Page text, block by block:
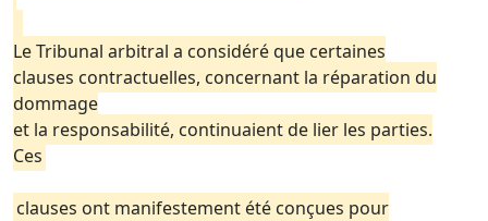
Le Tribunal arbitral a considéré que certaines
clauses contractuelles, concernant la réparation du
dommage
et la responsabilité, continuaient de lier les parties.
Ces
clauses ont manifestement été conçues pour